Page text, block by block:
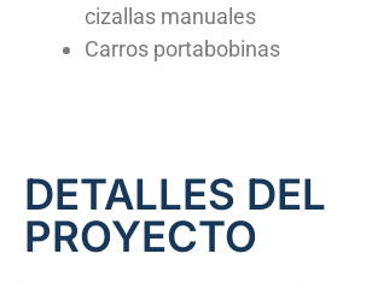
cizallas manuales
Carros portabobinas
DETALLES DEL
PROYECTO